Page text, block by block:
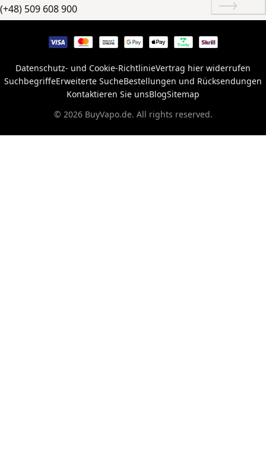
(+48) 509 608 900
Datenschutz- und Cookie-RichtlinieVertrag hier widerrufen
SuchbegriffeErweiterte SucheBestellungen und Rücksendungen
Kontaktieren Sie unsBlogSitemap
© 2026 BuyVapo.de. All rights reserved.